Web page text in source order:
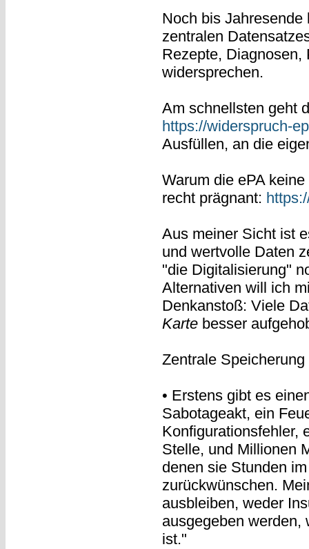
Noch bis
zentralen
Rezepte,
widersprechen.
Am schnellsten geht
https://widerspruch-
Ausfüllen, an die
Warum die ePA
recht prägnant:
Aus meiner Sicht ist
und wertvolle Daten
"die Digitalisierung"
Alternativen will ich
Denkanstoß: Viele
Kartebesser
Zentrale
• Erstens gibt es
Sabotageakt, ein
Konfigurationsfehler,
Stelle, und Millionen
denen sie Stunden
zurückwünschen.
ausbleiben, weder
ausgegeben werden,
ist."